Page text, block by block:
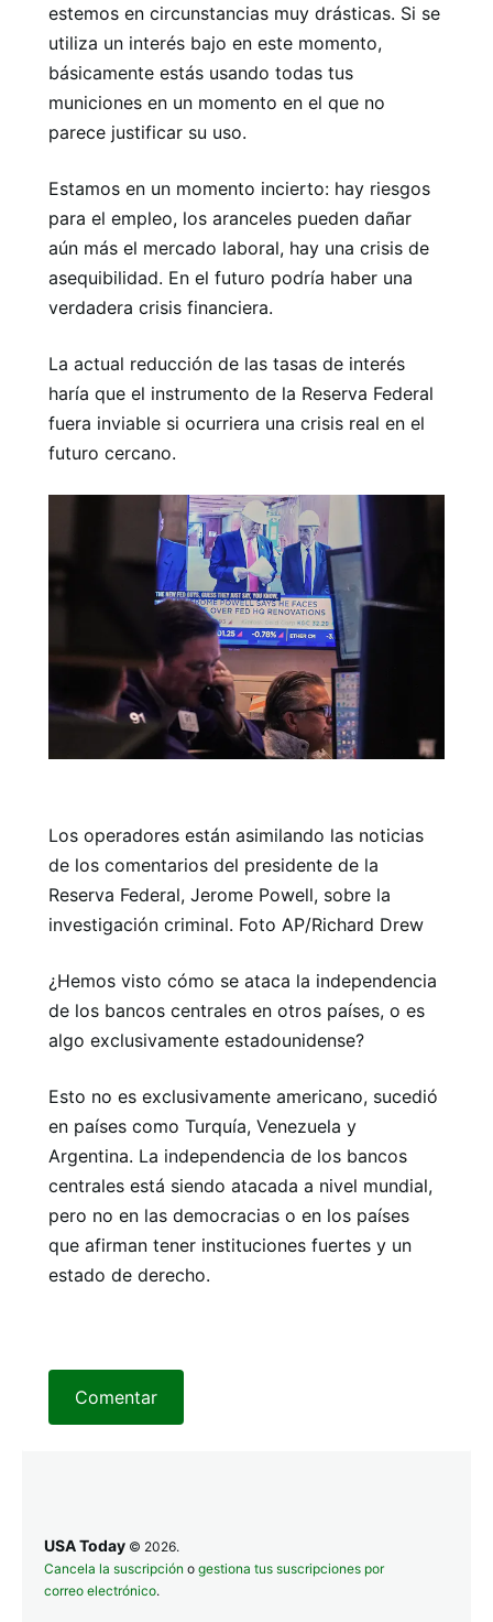
estemos en circunstancias muy drásticas. Si se
utiliza un interés bajo en este momento,
básicamente estás usando todas tus
municiones en un momento en el que no
parece justificar su uso.
Estamos en un momento incierto: hay riesgos
para el empleo, los aranceles pueden dañar
aún más el mercado laboral, hay una crisis de
asequibilidad. En el futuro podría haber una
verdadera crisis financiera.
La actual reducción de las tasas de interés
haría que el instrumento de la Reserva Federal
fuera inviable si ocurriera una crisis real en el
futuro cercano.
Los operadores están asimilando las noticias
de los comentarios del presidente de la
Reserva Federal, Jerome Powell, sobre la
investigación criminal. Foto AP/Richard Drew
¿Hemos visto cómo se ataca la independencia
de los bancos centrales en otros países, o es
algo exclusivamente estadounidense?
Esto no es exclusivamente americano, sucedió
en países como Turquía, Venezuela y
Argentina. La independencia de los bancos
centrales está siendo atacada a nivel mundial,
pero no en las democracias o en los países
que afirman tener instituciones fuertes y un
estado de derecho.
Comentar
USA Today © 2026.
Cancela la suscripción o gestiona tus suscripciones por
correo electrónico.